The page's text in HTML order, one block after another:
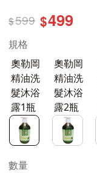
$599 $499
規格
奧勒岡
精油洗
髮沐浴
露1瓶
奧勒岡
精油洗
髮沐浴
露2瓶
數量